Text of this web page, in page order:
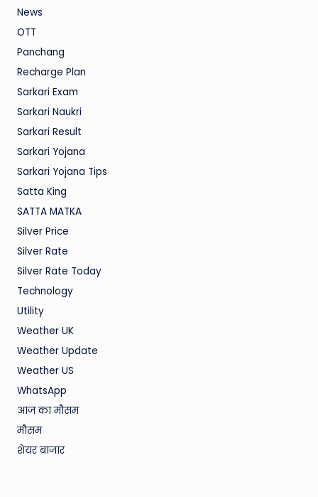
News
OTT
Panchang
Recharge Plan
Sarkari Exam
Sarkari Naukri
Sarkari Result
Sarkari Yojana
Sarkari Yojana Tips
Satta King
SATTA MATKA
Silver Price
Silver Rate
Silver Rate Today
Technology
Utility
Weather UK
Weather Update
Weather US
WhatsApp
आज का मौसम
मौसम
शेयर बाजार